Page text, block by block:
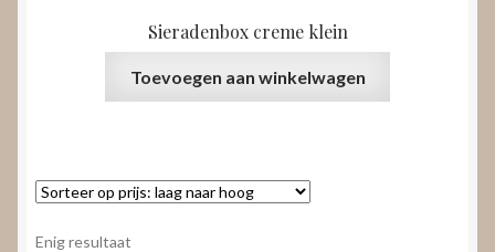
Sieradenbox creme klein
Toevoegen aan winkelwagen
Enig resultaat